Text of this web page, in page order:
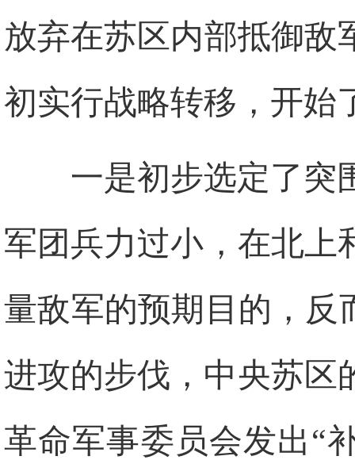
放弃在苏区内部抵御敌
初实行战略转移，开始
一是初步选定了突
军团兵力过小，在北上
量敌军的预期目的，反
进攻的步伐，中央苏区
革命军事委员会发出“